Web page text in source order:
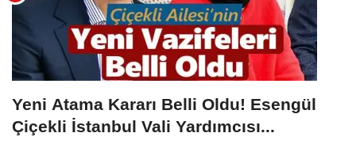
Yeni Atama Kararı Belli Oldu! Esengül
Çiçekli İstanbul Vali Yardımcısı...